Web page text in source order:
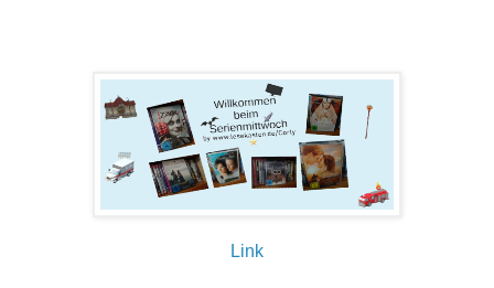
Link